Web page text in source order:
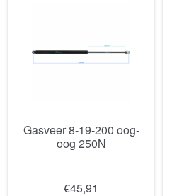
Gasveer 8-19-200 oog-
oog 250N
€45,91